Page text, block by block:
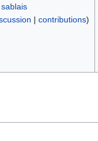
| contributions)